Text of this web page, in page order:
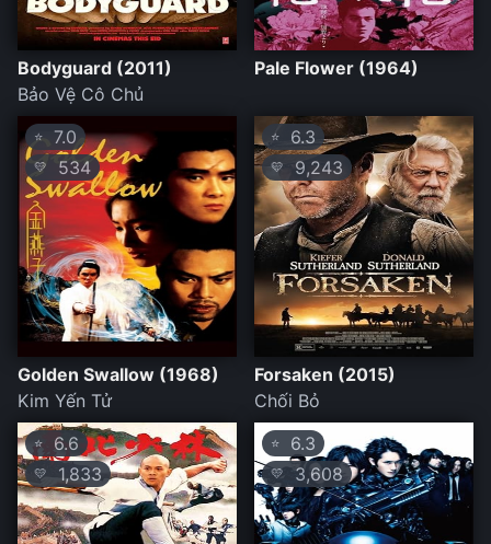
Bodyguard (2011)
Bảo Vệ Cô Chủ
Pale Flower (1964)
⭐ 7.0
💛 534
Golden Swallow (1968)
Kim Yến Tử
⭐ 6.3
💛 9,243
Forsaken (2015)
Chối Bỏ
⭐ 6.6
💛 1,833
⭐ 6.3
💛 3,608